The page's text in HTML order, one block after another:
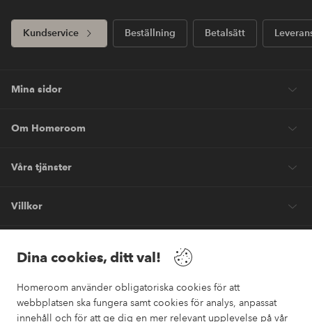
Dina cookies, ditt val!
Homeroom använder obligatoriska cookies för att
webbplatsen ska fungera samt cookies för analys, anpassat
innehåll och för att ge dig en mer relevant upplevelse på vår
Kundservice Beställning Betalsätt
Mina sidor
Om Homeroom
Våra tjänster
Villkor